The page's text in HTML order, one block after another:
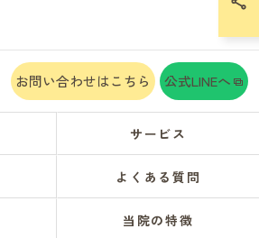
お問い合わせはこちら 公式LINEへ
サービス
よくある質問
当院の特徴